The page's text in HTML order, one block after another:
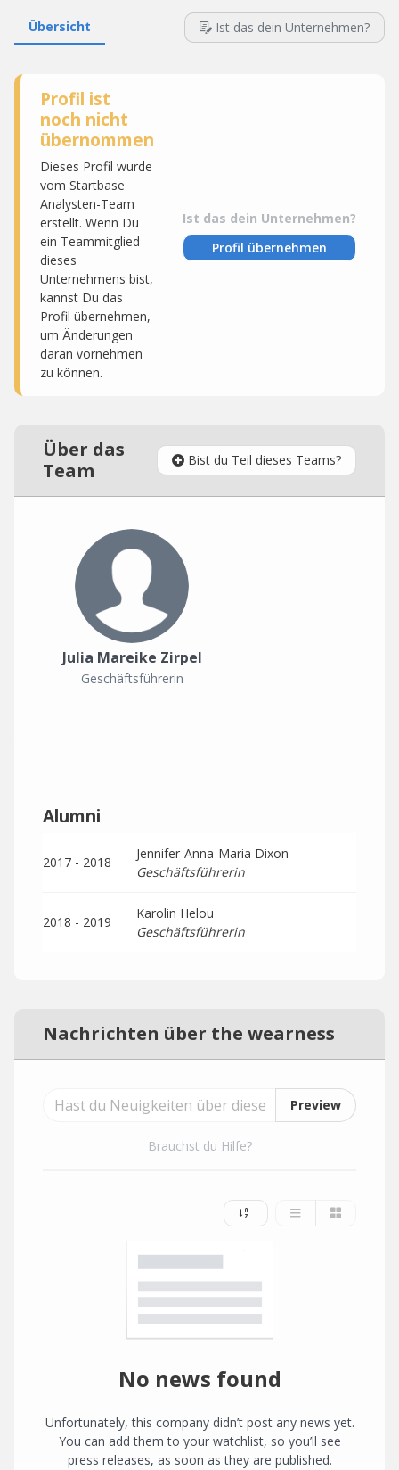
Übersicht Ist das dein Unternehmen?
Profil ist
noch nicht
übernommen
Dieses Profil wurde
vom Startbase
Analysten-Team
erstellt. Wenn Du
ein Teammitglied
dieses
Unternehmens bist,
kannst Du das
Profil übernehmen,
um Änderungen
daran vornehmen
zu können.
Ist das dein Unternehmen?
Profil übernehmen
Über das
Team
Bist du Teil dieses Teams?
Julia Mareike Zirpel
Geschäftsführerin
Alumni
2017 - 2018
Jennifer-Anna-Maria Dixon
Geschäftsführerin
2018 - 2019
Karolin Helou
Geschäftsführerin
Nachrichten über the wearness
Preview
Brauchst du Hilfe?
No news found
Unfortunately, this company didn’t post any news yet.
You can add them to your watchlist, so you’ll see
press releases, as soon as they are published.